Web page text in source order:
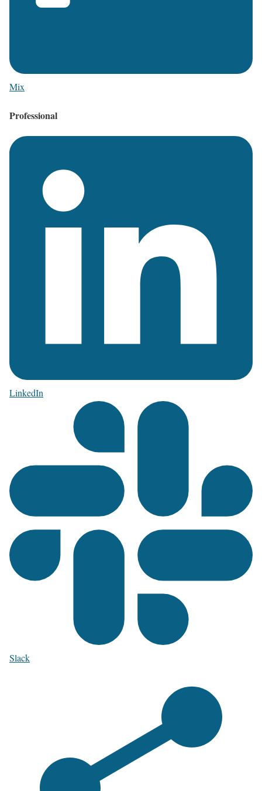
Mix
Professional
LinkedIn
Slack